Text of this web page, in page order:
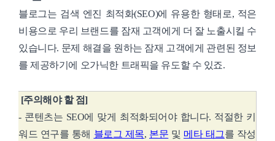
블로그는 검색 엔진 최적화(SEO)에 유용한 형태로, 적은
비용으로 우리 브랜드를 잠재 고객에게 더 잘 노출시킬 수
있습니다. 문제 해결을 원하는 잠재 고객에게 관련된 정보
를 제공하기에 오가닉한 트래픽을 유도할 수 있죠.
[주의해야 할 점]
- 콘텐츠는 SEO에 맞게 최적화되어야 합니다. 적절한 키
워드 연구를 통해 블로그 제목, 본문 및 메타 태그를 작성